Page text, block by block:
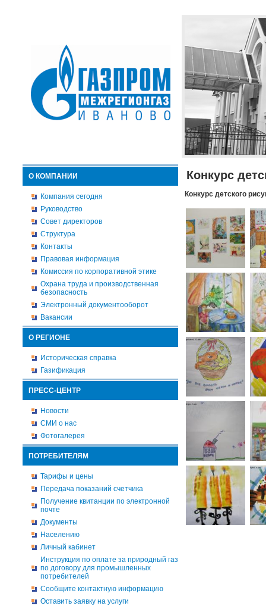
О КОМПАНИИ
Компания сегодня
Руководство
Совет директоров
Структура
Контакты
Правовая информация
Комиссия по корпоративной этике
Охрана труда и производственная
безопасность
Электронный документооборот
Вакансии
О РЕГИОНЕ
Историческая справка
Газификация
ПРЕСС-ЦЕНТР
Новости
СМИ о нас
Фотогалерея
ПОТРЕБИТЕЛЯМ
Тарифы и цены
Передача показаний счетчика
Получение квитанции по электронной
почте
Документы
Населению
Личный кабинет
Инструкция по оплате за природный газ
по договору для промышленных
потребителей
Сообщите контактную информацию
Оставить заявку на услуги
Конкурс
Конкурс детского